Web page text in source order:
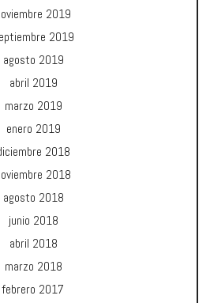
2019
2019
agosto 2019
abril 2019
marzo 2019
enero 2019
2018
2018
agosto 2018
junio 2018
abril 2018
marzo 2018
febrero 2017